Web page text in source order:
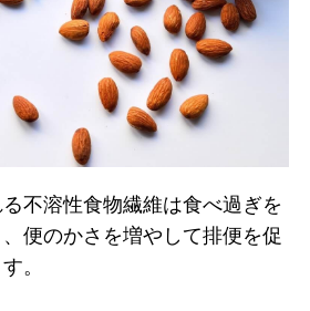
不溶性食物繊維は食べ過ぎを
便のかさを増やして排便を促
。